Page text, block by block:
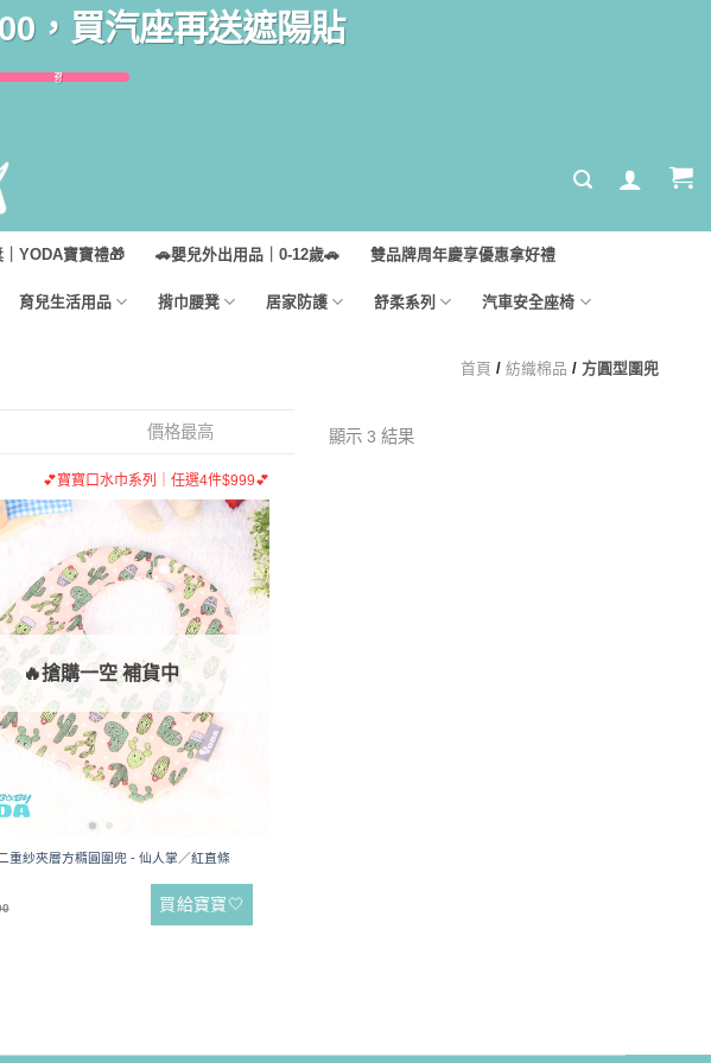
，買汽座再送遮陽貼
28
秒
YODA寶寶禮🎁 🚗嬰兒外出用品｜0-12歲🚗 雙品牌周年慶享優惠拿好禮
育兒生活用品 揹巾腰凳 居家防護 舒柔系列 汽車安全座椅
首頁 / 紡織棉品 / 方圓型圍兜
價格最高 顯示 3 結果
💕寶寶口水巾系列｜任選4件$999💕
🔥搶購一空 補貨中
重紗夾層方橢圓圍兜 - 仙人掌／紅直條
買給寶寶🤍